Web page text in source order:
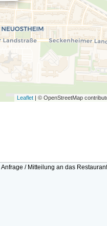
Leaflet | © OpenStreetMap